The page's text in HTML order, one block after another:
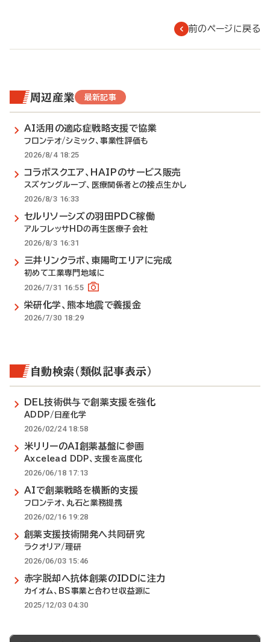
前のページに戻る
周辺産業 最新記事
AI活用の適応症戦略支援で協業
フロンテオ/シミック、事業性評価も
2026/8/4 18:25
コラボスクエア、HAIPのサービス販売
スズケングループ、医療関係者との接点生かし
2026/8/3 16:33
セルリソーシズの羽田PDC稼働
アルフレッサHDの再生医療子会社
2026/8/3 16:31
三井リンクラボ、東陽町エリアに完成
初めて工業専門地域に
2026/7/31 16:55
栄研化学、熊本地震で義援金
2026/7/30 18:29
自動検索（類似記事表示）
DEL技術供与で創薬支援を強化
ADDP/日産化学
2026/02/24 18:58
米リリーのAI創薬基盤に参画
Axcelead DDP、支援を高度化
2026/06/18 17:13
AIで創薬戦略を横断的支援
フロンテオ、丸石と業務提携
2026/02/16 19:28
創薬支援技術開発へ共同研究
ラクオリア/理研
2026/06/03 15:46
赤字脱却へ抗体創薬のIDDに注力
カイオム、BS事業と合わせ収益源に
2025/12/03 04:30